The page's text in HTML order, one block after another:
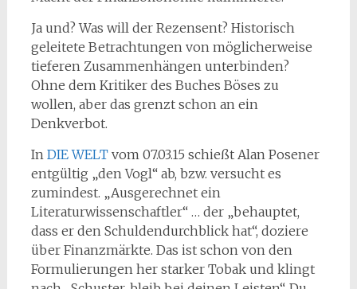
Ja und? Was will der Rezensent? Historisch
geleitete Betrachtungen von möglicherweise
tieferen Zusammenhängen unterbinden?
Ohne dem Kritiker des Buches Böses zu
wollen, aber das grenzt schon an ein
Denkverbot.
In DIE WELTvom 07.03.15 schießt Alan Posener
entgültig „den Vogl“ ab, bzw. versucht es
zumindest. „Ausgerechnet ein
Literaturwissenschaftler“ … der „behauptet,
dass er den Schuldendurchblick hat“, doziere
über Finanzmärkte. Das ist schon von den
Formulierungen her starker Tobak und klingt